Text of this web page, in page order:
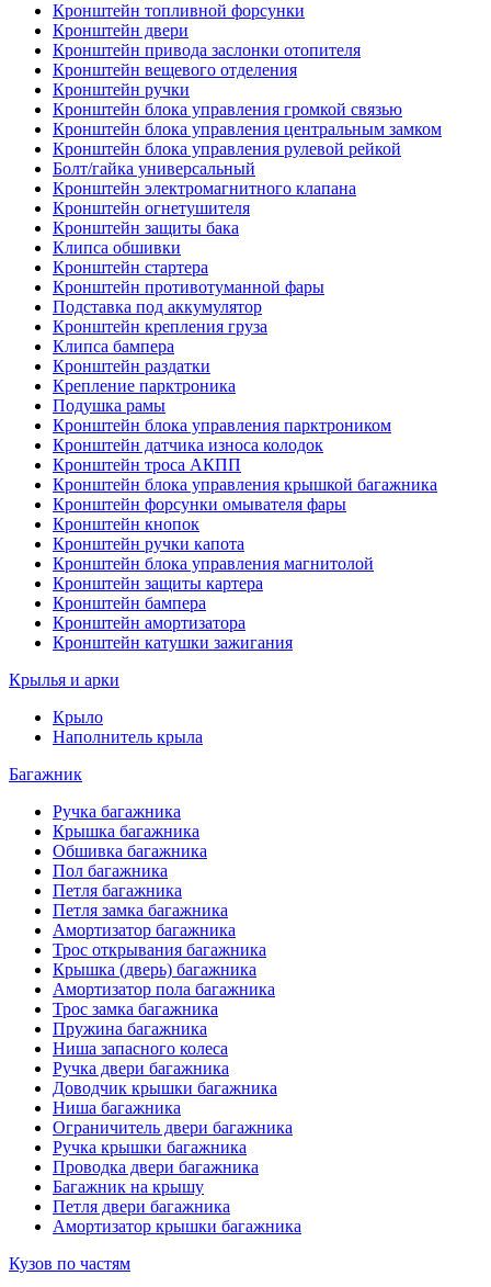
Кронштейн топливной форсунки
Кронштейн двери
Кронштейн привода заслонки отопителя
Кронштейн вещевого отделения
Кронштейн ручки
Кронштейн блока управления громкой связью
Кронштейн блока управления центральным замком
Кронштейн блока управления рулевой рейкой
Болт/гайка универсальный
Кронштейн электромагнитного клапана
Кронштейн огнетушителя
Кронштейн защиты бака
Клипса обшивки
Кронштейн стартера
Кронштейн противотуманной фары
Подставка под аккумулятор
Кронштейн крепления груза
Клипса бампера
Кронштейн раздатки
Крепление парктроника
Подушка рамы
Кронштейн блока управления парктроником
Кронштейн датчика износа колодок
Кронштейн троса АКПП
Кронштейн блока управления крышкой багажника
Кронштейн форсунки омывателя фары
Кронштейн кнопок
Кронштейн ручки капота
Кронштейн блока управления магнитолой
Кронштейн защиты картера
Кронштейн бампера
Кронштейн амортизатора
Кронштейн катушки зажигания
Крылья и арки
Крыло
Наполнитель крыла
Багажник
Ручка багажника
Крышка багажника
Обшивка багажника
Пол багажника
Петля багажника
Петля замка багажника
Амортизатор багажника
Трос открывания багажника
Крышка (дверь) багажника
Амортизатор пола багажника
Трос замка багажника
Пружина багажника
Ниша запасного колеса
Ручка двери багажника
Доводчик крышки багажника
Ниша багажника
Ограничитель двери багажника
Ручка крышки багажника
Проводка двери багажника
Багажник на крышу
Петля двери багажника
Амортизатор крышки багажника
Кузов по частям